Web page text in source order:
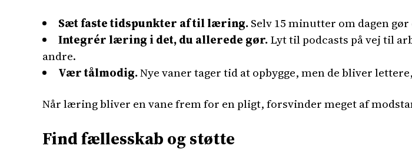
Sæt faste tidspunkter af til læring.Selv 15 minutter om dagen
Integrér læring i det, du allerede gør.Lyt til podcasts på vej til
andre.
Vær tålmodig.Nye vaner tager tid at opbygge, men de bliver
Når læring bliver en vane frem for en pligt, forsvinder meget af
Find fællesskab og støtte